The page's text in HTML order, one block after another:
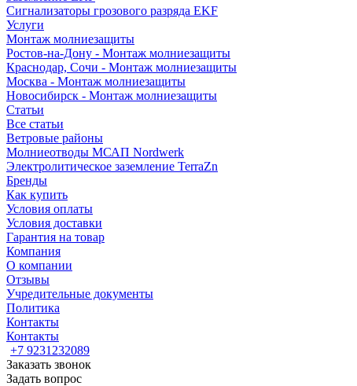
Сигнализаторы грозового разряда EKF
Услуги
Монтаж молниезащиты
Ростов-на-Дону - Монтаж молниезащиты
Краснодар, Сочи - Монтаж молниезащиты
Москва - Монтаж молниезащиты
Новосибирск - Монтаж молниезащиты
Статьи
Все статьи
Ветровые районы
Молниеотводы МСАП Nordwerk
Электролитическое заземление TerraZn
Бренды
Как купить
Условия оплаты
Условия доставки
Гарантия на товар
Компания
О компании
Отзывы
Учредительные документы
Политика
Контакты
Контакты
+7 9231232089
Заказать звонок
Задать вопрос